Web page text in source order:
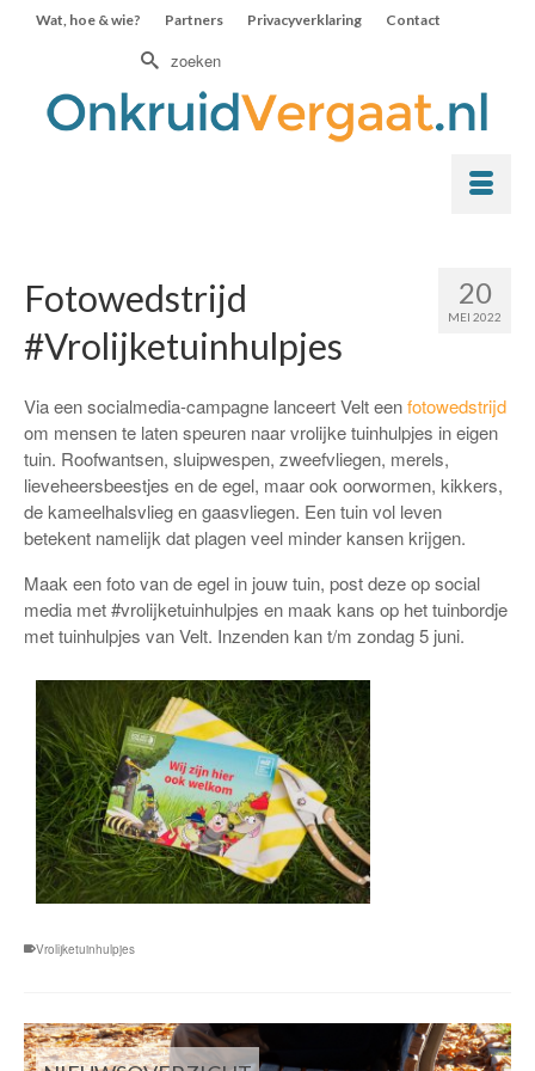
Wat, hoe & wie? Partners Privacyverklaring Contact
Zoek
20
MEI 2022
Fotowedstrijd
#Vrolijketuinhulpjes
Via een socialmedia-campagne lanceert Velt eenfotowedstrijd
om mensen te laten speuren naar vrolijke tuinhulpjes in eigen
tuin. Roofwantsen, sluipwespen, zweefvliegen, merels,
lieveheersbeestjes en de egel, maar ook oorwormen, kikkers,
de kameelhalsvlieg en gaasvliegen. Een tuin vol leven
betekent namelijk dat plagen veel minder kansen krijgen.
Maak een foto van de egel in jouw tuin, post deze op social
media met #vrolijketuinhulpjes en maak kans op het tuinbordje
met tuinhulpjes van Velt. Inzenden kan t/m zondag 5 juni.
Vrolijketuinhulpjes